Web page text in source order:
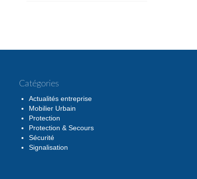
Catégories
Actualités entreprise
Mobilier Urbain
Protection
Protection & Secours
Sécurité
Signalisation